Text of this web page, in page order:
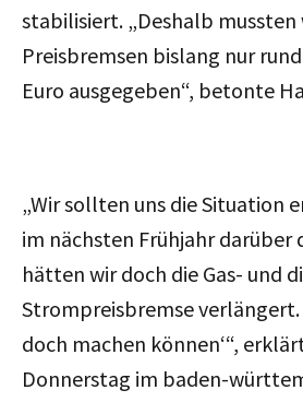
stabilisiert. „Deshalb mussten
Preisbremsen bislang nur
Euro ausgegeben“, betonte
„Wir sollten uns die Situation
im nächsten Frühjahr darüber
hätten wir doch die Gas- und
Strompreisbremse
doch machen können‘“,
Donnerstag im baden-